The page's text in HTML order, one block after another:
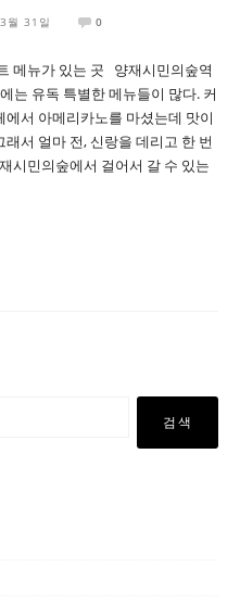
월 31일 0
메뉴가 있는 곳 양재시민의숲역
는 유독 특별한 메뉴들이 많다. 커
서 아메리카노를 마셨는데 맛이
서 얼마 전, 신랑을 데리고 한 번
시민의숲에서 걸어서 갈 수 있는
검색